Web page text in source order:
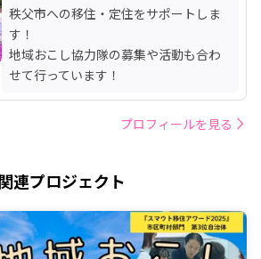
秩父市への移住・定住をサポートしま
す！
地域おこし協力隊の募集や活動も合わ
せて行っています！
プロフィールを見る
連プロジェクト